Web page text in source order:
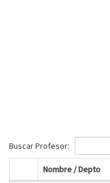
Buscar Profesor:
Nombre / Depto